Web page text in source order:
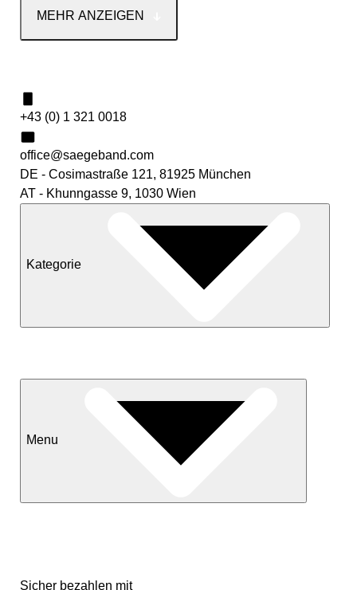
MEHR ANZEIGEN
+43 (0) 1 321 0018
office@saegeband.com
DE - Cosimastraße 121, 81925 München
AT - Khunngasse 9, 1030 Wien
Kategorie
Menu
Sicher bezahlen mit